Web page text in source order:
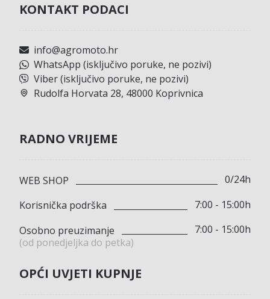
KONTAKT PODACI
info@agromoto.hr
WhatsApp (isključivo poruke, ne pozivi)
Viber (isključivo poruke, ne pozivi)
Rudolfa Horvata 28, 48000 Koprivnica
RADNO VRIJEME
WEB SHOP
0/24h
Korisnička podrška
7:00 - 15:00h
Osobno preuzimanje
(od ponedjeljka do petka)
7:00 - 15:00h
OPĆI UVJETI KUPNJE